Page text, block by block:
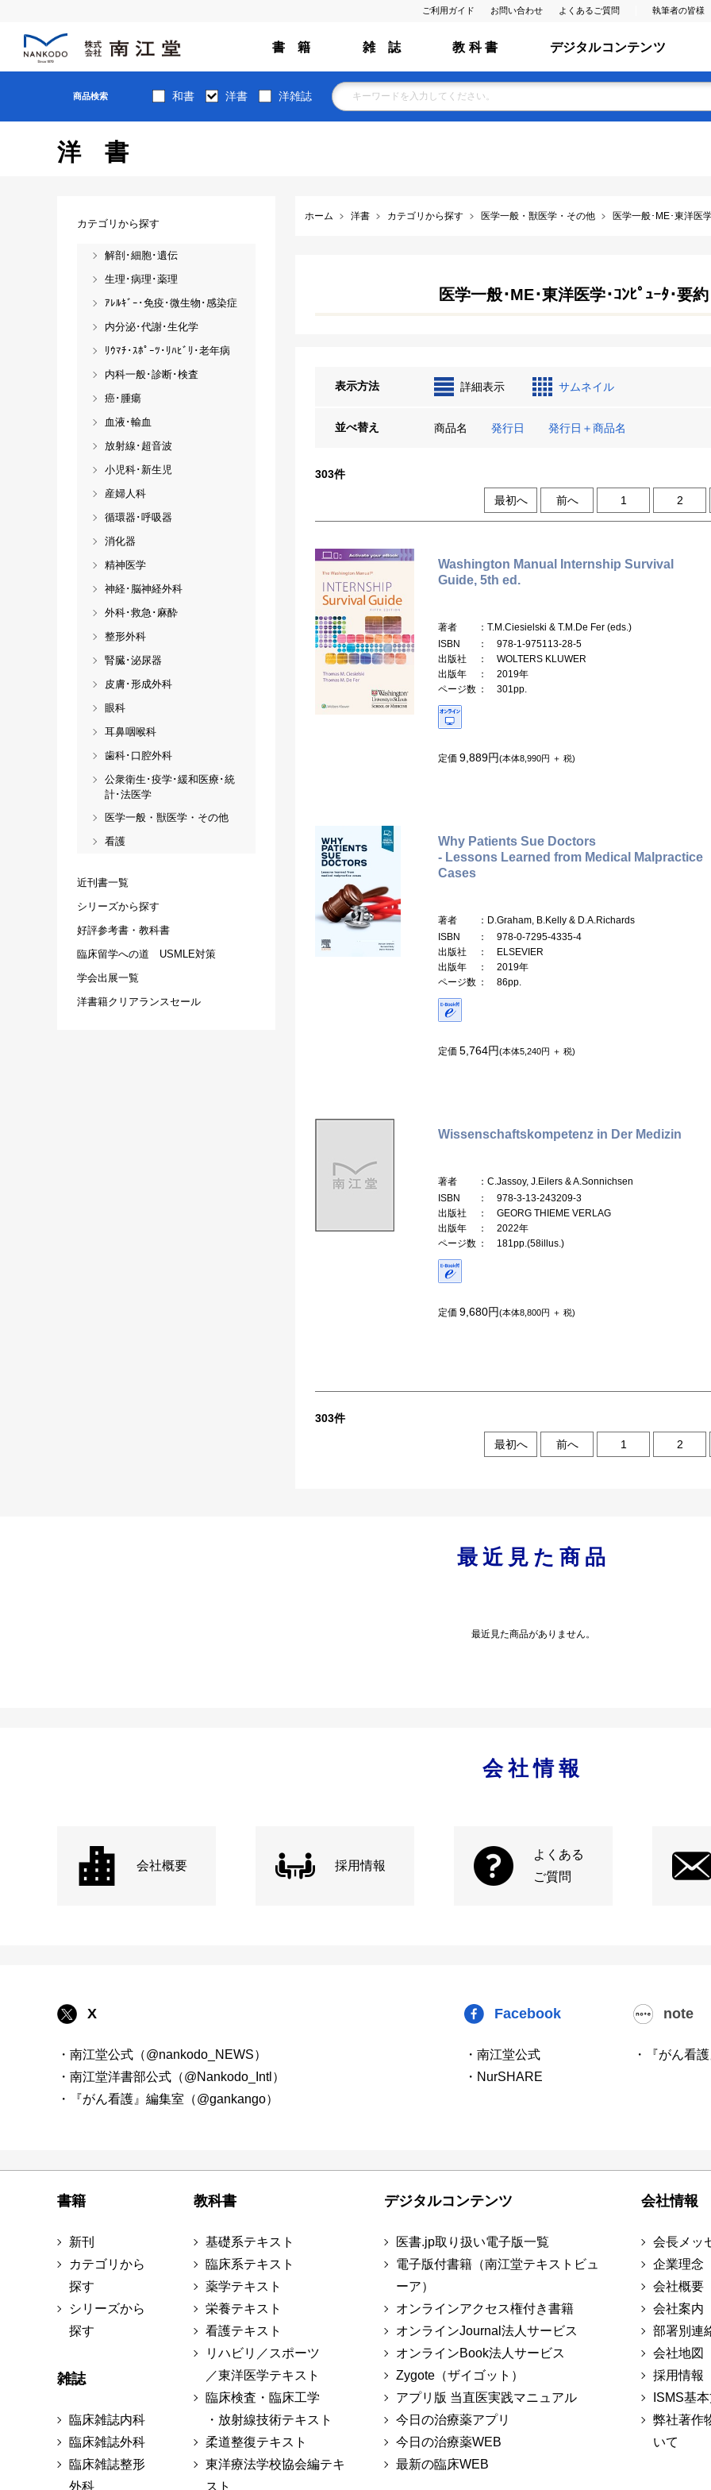
ご利用ガイド お問い合わせ よくあるご質問 執筆者の皆様
書 籍 雑 誌 教 科 書 デジタルコンテンツ
商品検索 和書 洋書 洋雑誌
洋書
ホーム 洋書 カテゴリから探す 医学一般・獣医学・その他 医学一般･ME･東洋医
医学一般･ME･東洋医学･ｺﾝﾋﾟｭｰﾀ･要
表示方法 詳細表示 サムネイル
並べ替え 商品名 発行日 発行日＋商品名
303件
最初へ 前へ 1 2
Washington Manual Internship Survival
Guide, 5th ed.
著者
：T.M.Ciesielski & T.M.De Fer (eds.)
ISBN
： 978-1-975113-28-5
出版社
： WOLTERS KLUWER
出版年
： 2019年
ページ数 ： 301pp.
定価 9,889円(本体8,990円 ＋ 税)
Why Patients Sue Doctors
- Lessons Learned from Medical Malpractice
Cases
著者
：D.Graham, B.Kelly & D.A.Richards
ISBN
： 978-0-7295-4335-4
出版社
： ELSEVIER
出版年
： 2019年
ページ数 ： 86pp.
定価 5,764円(本体5,240円 ＋ 税)
Wissenschaftskompetenz in Der Medizin
著者
：C.Jassoy, J.Eilers & A.Sonnichsen
ISBN
： 978-3-13-243209-3
出版社
： GEORG THIEME VERLAG
出版年
： 2022年
ページ数 ： 181pp.(58illus.)
定価 9,680円(本体8,800円 ＋ 税)
303件
最初へ 前へ 1 2
カテゴリから探す
解剖･細胞･遺伝
生理･病理･薬理
ｱﾚﾙｷﾞｰ･免疫･微生物･感染症
内分泌･代謝･生化学
ﾘｳﾏﾁ･ｽﾎﾟｰﾂ･ﾘﾊﾋﾞﾘ･老年病
内科一般･診断･検査
癌･腫瘍
血液･輸血
放射線･超音波
小児科･新生児
産婦人科
循環器･呼吸器
消化器
精神医学
神経･脳神経外科
外科･救急･麻酔
整形外科
腎臓･泌尿器
皮膚･形成外科
眼科
耳鼻咽喉科
歯科･口腔外科
公衆衛生･疫学･緩和医療･統
計･法医学
医学一般・獣医学・その他
看護
近刊書一覧
シリーズから探す
好評参考書・教科書
臨床留学への道 USMLE対策
学会出展一覧
洋書籍クリアランスセール
最近見た商品
最近見た商品がありません。
会社情報
会社概要 採用情報
よくある
ご質問
X
・南江堂公式（@nankodo_NEWS）
・南江堂洋書部公式（@Nankodo_Intl）
・『がん看護』編集室（@gankango）
Facebook
・南江堂公式
・NurSHARE
note
・『がん看
書籍
新刊
カテゴリから
探す
シリーズから
探す
雑誌
臨床雑誌内科
臨床雑誌外科
臨床雑誌整形
外科
教科書
基礎系テキスト
臨床系テキスト
薬学テキスト
栄養テキスト
看護テキスト
リハビリ／スポーツ
／東洋医学テキスト
臨床検査・臨床工学
・放射線技術テキスト
柔道整復テキスト
東洋療法学校協会編テキ
スト
デジタルコンテンツ
医書.jp取り扱い電子版一覧
電子版付書籍（南江堂テキストビュ
ーア）
オンラインアクセス権付き書籍
オンラインJournal法人サービス
オンラインBook法人サービス
Zygote（ザイゴット）
アプリ版 当直医実践マニュアル
今日の治療薬アプリ
今日の治療薬WEB
最新の臨床WEB
会社情報
会長メッ
企業理念
会社概要
会社案内
部署別連
会社地図
採用情報
ISMS基
弊社著作
いて